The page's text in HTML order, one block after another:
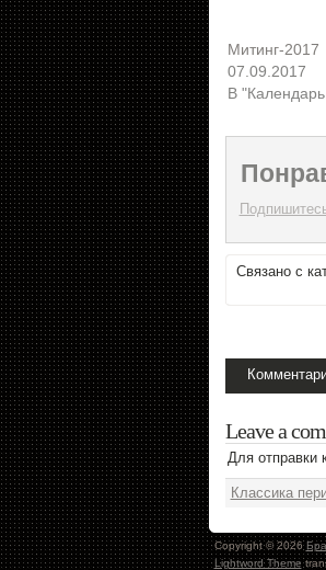
Митинг-2017
07.09.2017
В
Связано с
Leave a
Для отправки
Классика
Copyright © 2026
Lightword Theme